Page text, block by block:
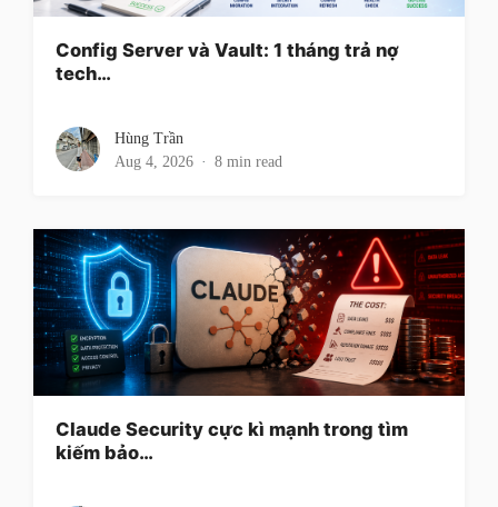
Config Server và Vault: 1 tháng trả nợ
tech…
Hùng Trần
Aug 4, 2026
8 min read
Claude Security cực kì mạnh trong tìm
kiếm bảo…